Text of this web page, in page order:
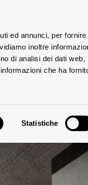
ed annunci, per
inoltre
di analisi dei dati web,
che ha
Statistiche